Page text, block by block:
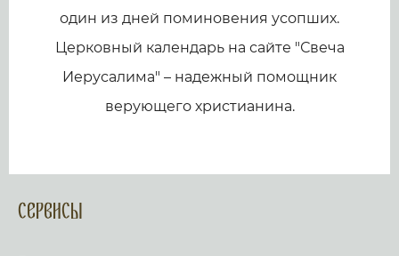
один из дней поминовения усопших.
Церковный календарь на сайте "Свеча
Иерусалима" – надежный помощник
верующего христианина.
Сервисы